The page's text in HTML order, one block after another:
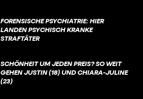
FORENSISCHE PSYCHIATRIE: HIER
LANDEN PSYCHISCH KRANKE
STRAFTÄTER
SCHÖNHEIT UM JEDEN PREIS? SO WEIT
GEHEN JUSTIN (18) UND CHIARA-JULINE
(23)